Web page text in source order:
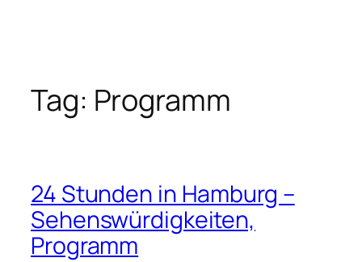
Tag: Programm
24 Stunden in Hamburg –
Sehenswürdigkeiten,
Programm